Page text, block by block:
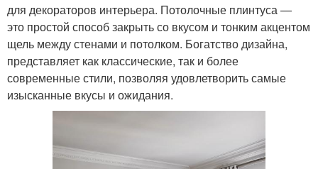
для декораторов интерьера. Потолочные плинтуса —
это простой способ закрыть со вкусом и тонким акцентом
щель между стенами и потолком. Богатство дизайна,
представляет как классические, так и более
современные стили, позволяя удовлетворить самые
изысканные вкусы и ожидания.